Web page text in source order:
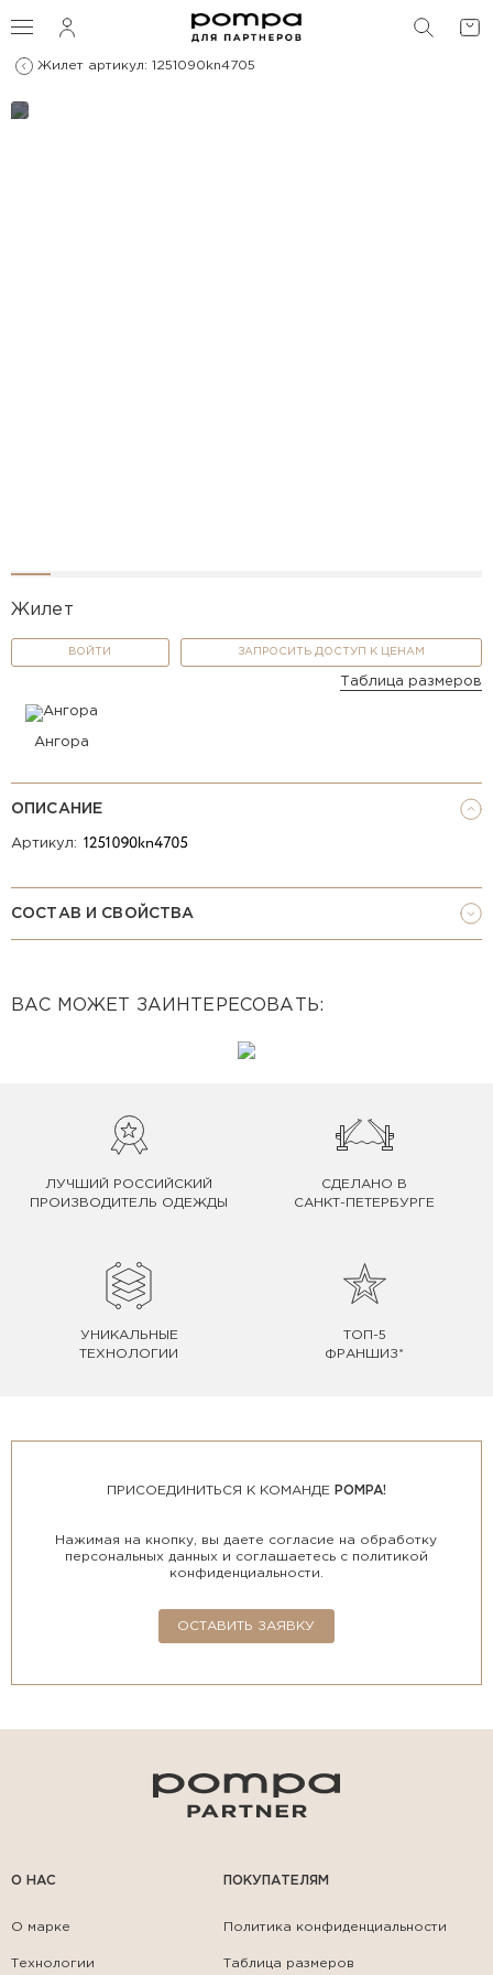
Жилет артикул: 1251090kn4705
Жилет
ВОЙТИ ЗАПРОСИТЬ ДОСТУП К ЦЕНАМ
Таблица размеров
Ангора
ОПИСАНИЕ
Артикул:
СОСТАВ И СВОЙСТВА
ВАС МОЖЕТ ЗАИНТЕРЕСОВАТЬ:
ЛУЧШИЙ РОССИЙСКИЙ
ПРОИЗВОДИТЕЛЬ ОДЕЖДЫ
СДЕЛАНО В
САНКТ-ПЕТЕРБУРГЕ
УНИКАЛЬНЫЕ
ТЕХНОЛОГИИ
ТОП-5
ФРАНШИЗ*
О НАС
О марке
Технологии
ПОКУПАТЕЛЯМ
Политика конфиденциальности
Таблица размеров
ПРИСОЕДИНИТЬСЯ К КОМАНДЕ POMPA!
Нажимая на кнопку, вы даете согласие на обработку
персональных данных и соглашаетесь с политикой
конфиденциальности.
ОСТАВИТЬ ЗАЯВКУ